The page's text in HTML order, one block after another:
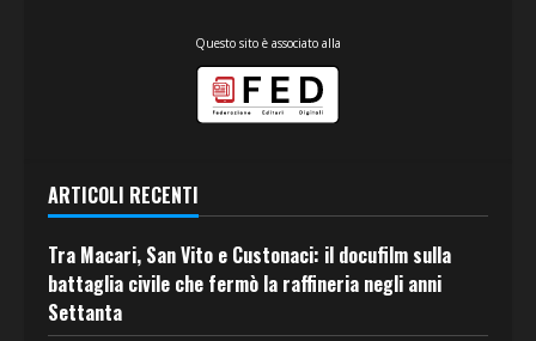
Questo sito è associato alla
ARTICOLI RECENTI
Tra Macari, San Vito e Custonaci: il docufilm sulla
battaglia civile che fermò la raffineria negli anni
Settanta